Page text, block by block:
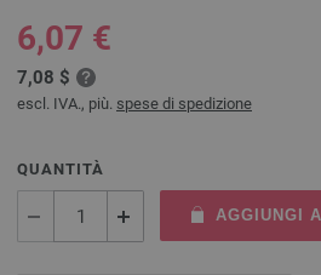
6,07 €
7,08 $
escl. IVA., più. spese di spedizione
QUANTITÀ
AGGIUNGI